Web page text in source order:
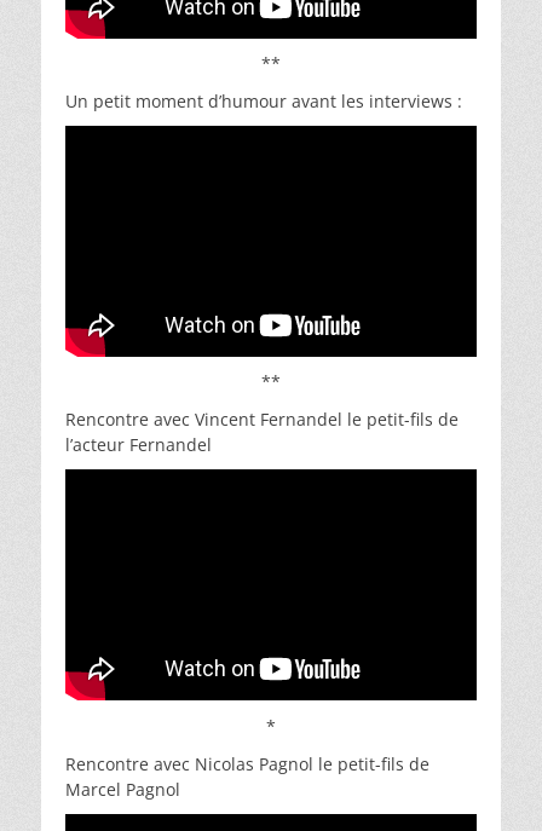
**
Un petit moment d’humour avant les interviews :
**
Rencontre avec Vincent Fernandel le petit-fils de
l’acteur Fernandel
*
Rencontre avec Nicolas Pagnol le petit-fils de
Marcel Pagnol